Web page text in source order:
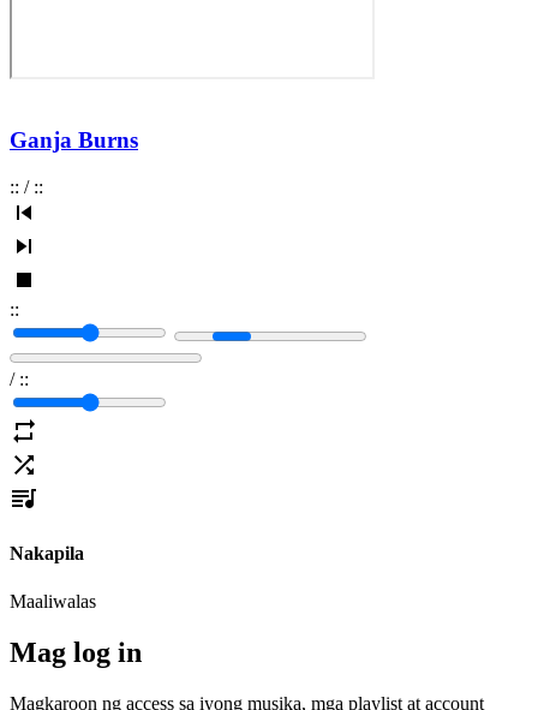
Ganja Burns
:: / ::
::
/ ::
Nakapila
Maaliwalas
Mag log in
Magkaroon ng access sa iyong musika, mga playlist at account